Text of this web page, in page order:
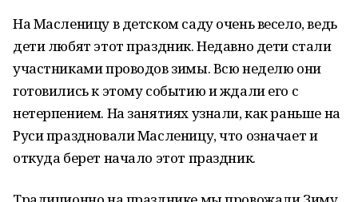
На Масленицу в детском саду очень весело, ведь
дети любят этот праздник. Недавно дети стали
участниками проводов зимы. Всю неделю они
готовились к этому событию и ждали его с
нетерпением. На занятиях узнали, как раньше на
Руси праздновали Масленицу, что означает и
откуда берет начало этот праздник.